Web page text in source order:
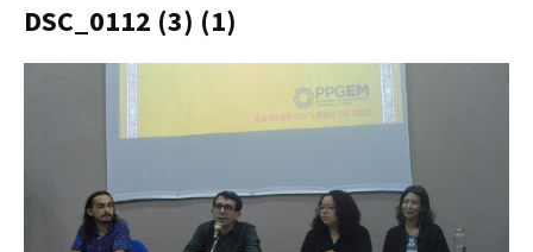
DSC_0112 (3) (1)